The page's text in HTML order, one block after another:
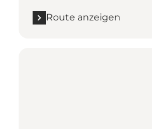
Route anzeigen